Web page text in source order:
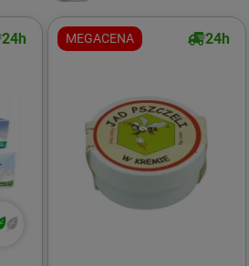
24h MEGACENA 24h